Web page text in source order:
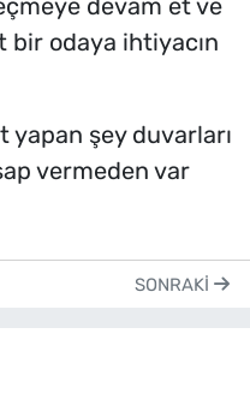
bir odaya ihtiyacın
yapan şey duvarları
vermeden var
SONRAKI